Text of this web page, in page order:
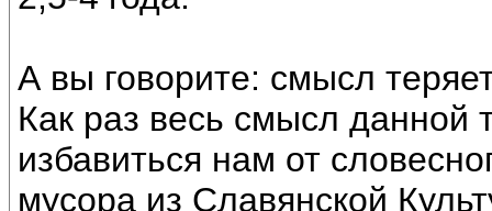
А вы говорите: смысл
Как раз весь смысл
избавиться нам от
мусора из Славянской